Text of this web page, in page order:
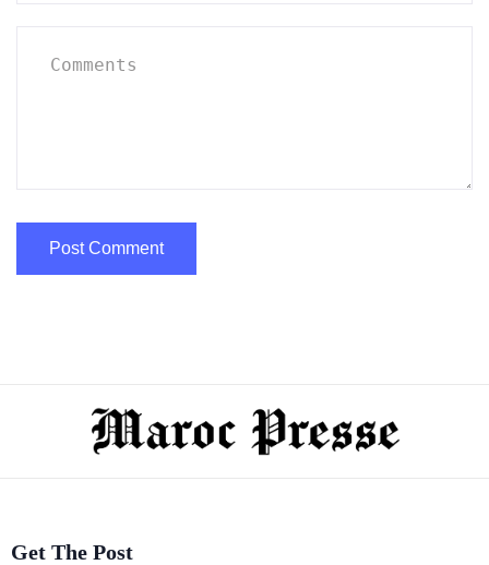
Get The Post